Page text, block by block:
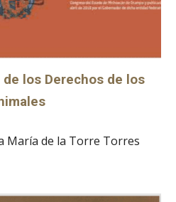
los Derechos de los
María de la Torre Torres